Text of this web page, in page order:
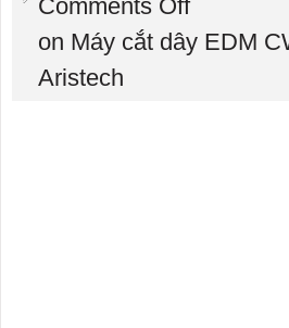
Comments Off
on Máy cắt dây EDM
Aristech